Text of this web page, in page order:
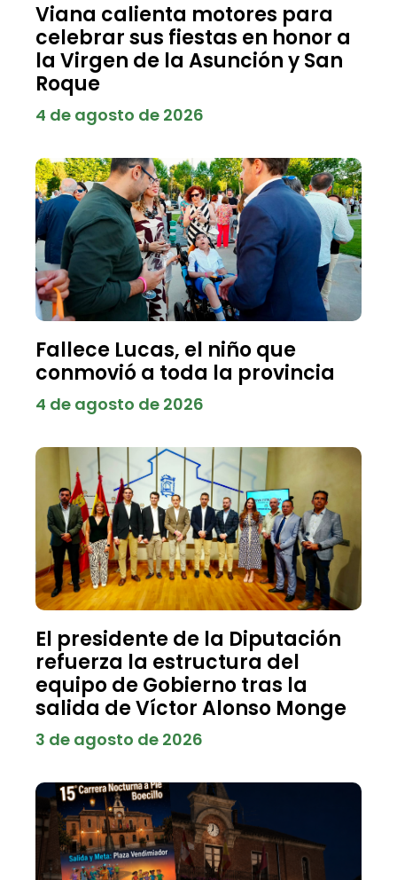
Viana calienta motores para
celebrar sus fiestas en honor a
la Virgen de la Asunción y San
Roque
4 de agosto de 2026
Fallece Lucas, el niño que
conmovió a toda la provincia
4 de agosto de 2026
El presidente de la Diputación
refuerza la estructura del
equipo de Gobierno tras la
salida de Víctor Alonso Monge
3 de agosto de 2026